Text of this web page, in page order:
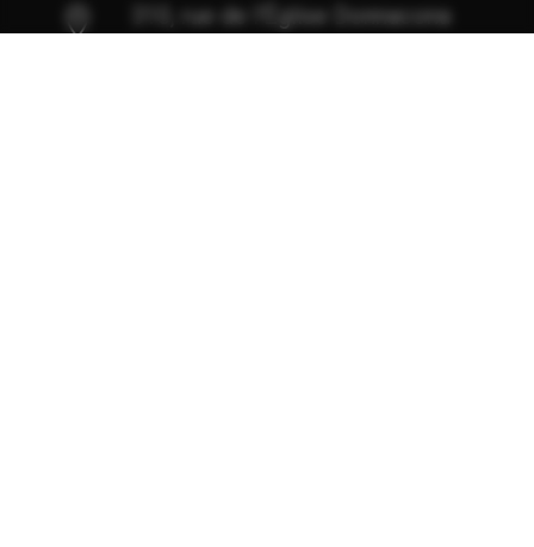
310, rue de l'Église Donnacona